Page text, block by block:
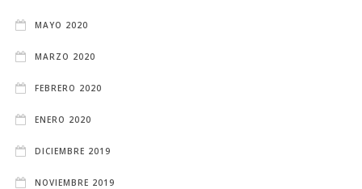
MAYO 2020
MARZO 2020
FEBRERO 2020
ENERO 2020
DICIEMBRE 2019
NOVIEMBRE 2019